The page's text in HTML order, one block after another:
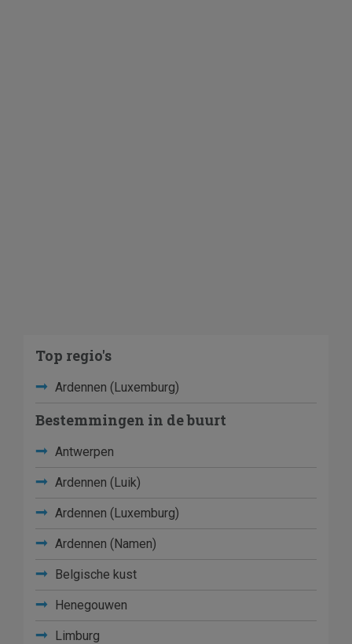
Top regio's
Ardennen (Luxemburg)
Bestemmingen in de buurt
Antwerpen
Ardennen (Luik)
Ardennen (Luxemburg)
Ardennen (Namen)
Belgische kust
Henegouwen
Limburg